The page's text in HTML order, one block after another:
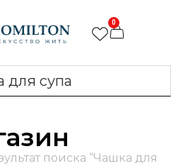
0
поиска “Чашка для